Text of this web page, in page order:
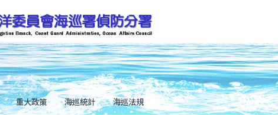
重大政策 海巡統計 海巡法規